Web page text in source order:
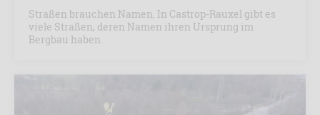
Straßen brauchen Namen. In Castrop-Rauxel gibt es
viele Straßen, deren Namen ihren Ursprung im
Bergbau haben.